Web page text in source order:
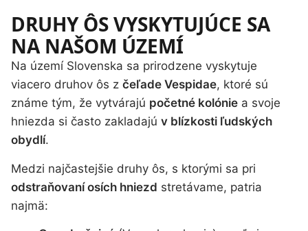
DRUHY ÔS VYSKYTUJÚCE SA
NA NAŠOM ÚZEMÍ
Na území Slovenska sa prirodzene vyskytuje
viacero druhov ôs z čeľade Vespidae, ktoré sú
známe tým, že vytvárajú početné kolónie a svoje
hniezda si často zakladajú v blízkosti ľudských
obydlí.
Medzi najčastejšie druhy ôs, s ktorými sa pri
odstraňovaní osích hniezd stretávame, patria
najmä: